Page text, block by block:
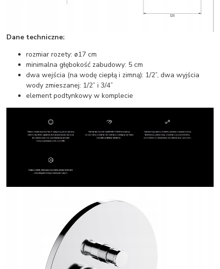
Dane techniczne:
rozmiar rozety: ø17 cm
minimalna głębokość zabudowy: 5 cm
dwa wejścia (na wodę ciepłą i zimną): 1/2”, dwa wyjścia
wody zmieszanej: 1/2” i 3/4”
element podtynkowy w komplecie